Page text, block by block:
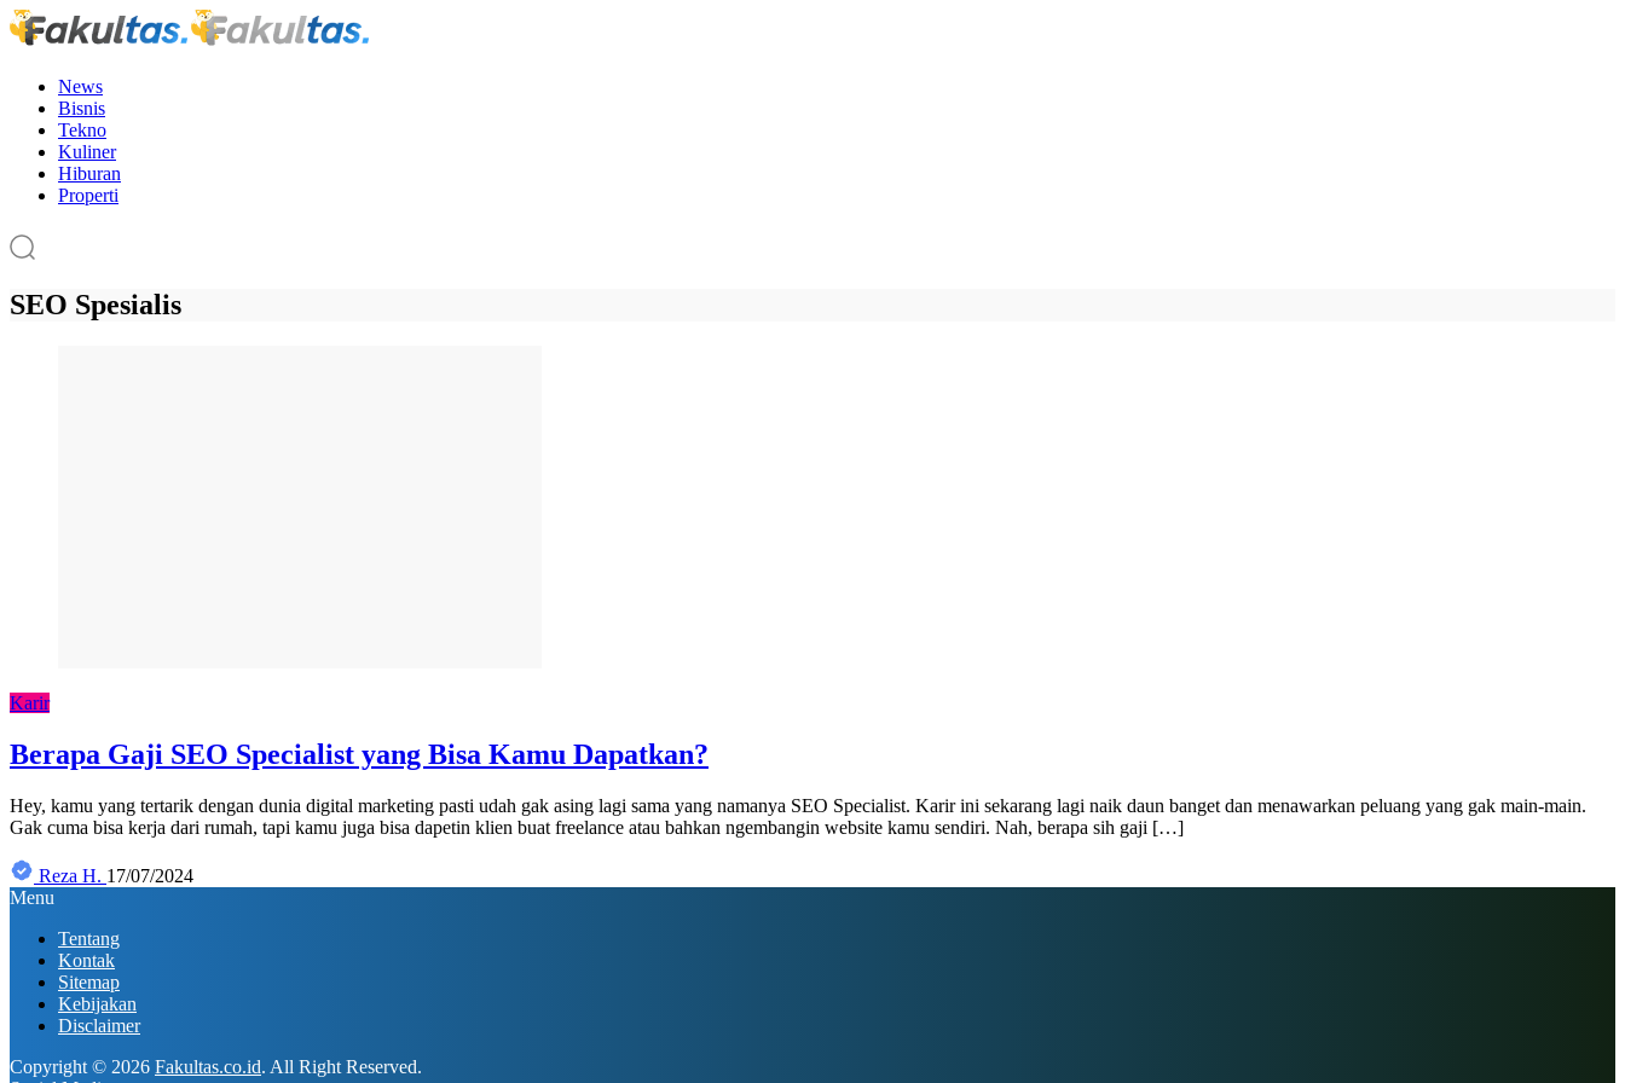
News
Bisnis
Tekno
Kuliner
Hiburan
Properti
SEO Spesialis
Karir
Berapa Gaji SEO Specialist yang Bisa Kamu Dapatkan?
Hey, kamu yang tertarik dengan dunia digital marketing pasti udah gak asing lagi sama yang namanya SEO Specialist. Karir ini sekarang lagi naik daun banget dan menawarkan peluang yang gak main-main.
Gak cuma bisa kerja dari rumah, tapi kamu juga bisa dapetin klien buat freelance atau bahkan ngembangin website kamu sendiri. Nah, berapa sih gaji […]
Reza H. 17/07/2024
Menu
Tentang
Kontak
Sitemap
Kebijakan
Disclaimer
Copyright © 2026 Fakultas.co.id. All Right Reserved.